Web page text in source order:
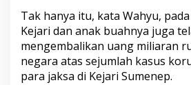
Tak hanya itu, kata Wahyu,
Kejari dan anak buahnya juga
mengembalikan uang miliaran
negara atas sejumlah kasus
para jaksa di Kejari Sumenep.